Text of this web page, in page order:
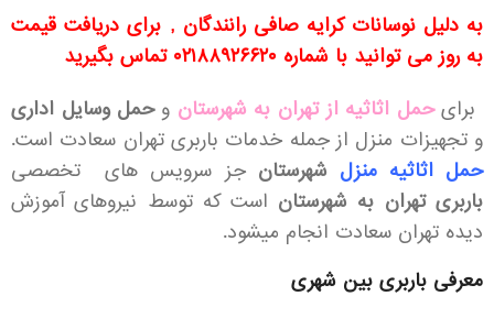
به دلیل نوسانات کرایه صافی رانندگان , برای دریافت قیمت
به روز می توانید با شماره ۰۲۱۸۸۹۲۶۶۲۰ تماس بگیرید
برایحمل اثاثیه از تهران به شهرستان وحمل وسایل اداری
و تجهیزات منزل از جمله خدمات باربری تهران سعادت است.
حمل اثاثیه منزل شهرستان جز سرویس های تخصصی
باربری تهران به شهرستان است که توسط نیروهای آموزش
دیده تهران سعادت انجام میشود.
معرفی باربری بین شهری